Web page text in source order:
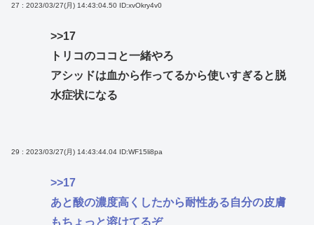
27 : 2023/03/27(月) 14:43:04.50 ID:xvOkry4v0
>>17
トリコのココと一緒やろ
アシッドは血から作ってるから使いすぎると脱
水症状になる
29 : 2023/03/27(月) 14:43:44.04 ID:WF15li8pa
>>17
あと酸の濃度高くしたから耐性ある自分の皮膚
もちょっと溶けてるぞ